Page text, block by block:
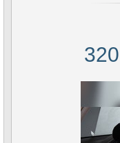
320